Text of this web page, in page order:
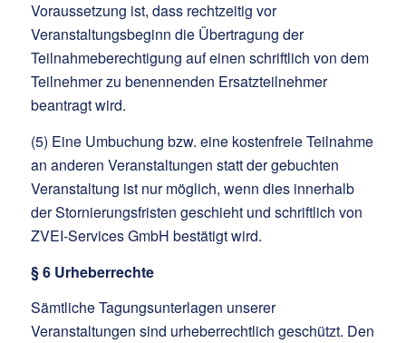
Voraussetzung ist, dass rechtzeitig vor
Veranstaltungsbeginn die Übertragung der
Teilnahmeberechtigung auf einen schriftlich von dem
Teilnehmer zu benennenden Ersatzteilnehmer
beantragt wird.
(5) Eine Umbuchung bzw. eine kostenfreie Teilnahme
an anderen Veranstaltungen statt der gebuchten
Veranstaltung ist nur möglich, wenn dies innerhalb
der Stornierungsfristen geschieht und schriftlich von
ZVEI-Services GmbH bestätigt wird.
§ 6 Urheberrechte
Sämtliche Tagungsunterlagen unserer
Veranstaltungen sind urheberrechtlich geschützt. Den